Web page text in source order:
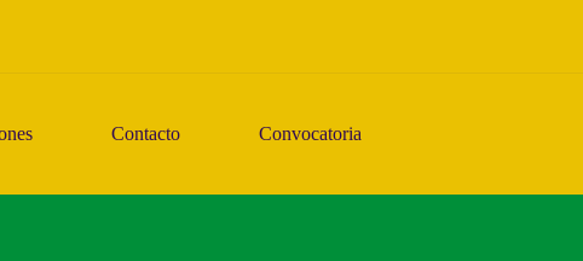
Contacto Convocatoria